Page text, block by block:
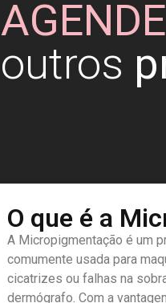
AGENDE
outros
O que é a
A Micropigmentação é um
comumente usada para
cicatrizes ou falhas na
dermógrafo. Com a